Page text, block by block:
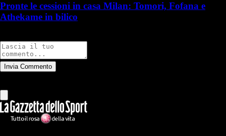
Pronte le cessioni in casa Milan: Tomori, Fofana e
Athekame in bilico
Invia Commento